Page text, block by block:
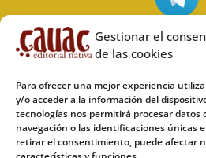
Gestionar el
de las cookies
Para ofrecer una mejor experiencia
y/o acceder a la información del
tecnologías nos permitirá procesar datos
navegación o las identificaciones únicas
retirar el consentimiento, puede afectar
Síguenos en
Síguenos en